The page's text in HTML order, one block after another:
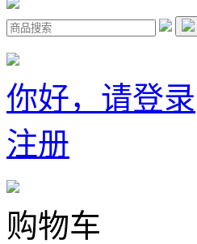
你好，请登录
注册
购物车